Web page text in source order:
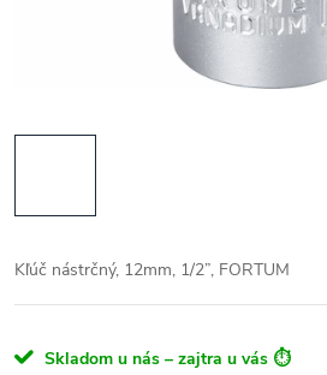
Kľúč nástrčný, 12mm, 1/2”, FORTUM
Skladom u nás – zajtra u vás ⏱️